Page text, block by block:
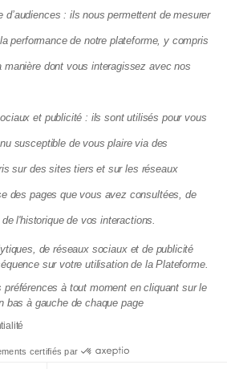
d'une copro
75010 Paris
par action simplifiée, au capital de 72
se situe 8 cité Paradis Paris (75010),
et de Résolution (ACPR), sous le
en tant qu’Agent de
l’établissement de monnaie
16798), dont le siège social est situé
Paris. Matera est immatriculée à
en qualité de courtier en
vérifiable sur
d’audiences : ils nous permettent de mesurer
performance de notre plateforme, y compris
manière dont vous interagissez avec nos
et publicité : ils sont utilisés pour vous
susceptible de vous plaire via des
sur des sites tiers et sur les réseaux
des pages que vous avez consultées, de
l'historique de vos interactions.
de réseaux sociaux et de publicité
sur votre utilisation de la Plateforme.
à tout moment en cliquant sur le
bas à gauche de chaque page
certifiés par